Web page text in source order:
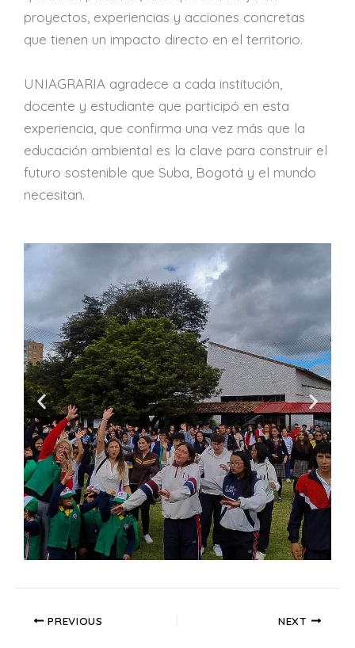
proyectos, experiencias y acciones concretas
que tienen un impacto directo en el territorio.
UNIAGRARIA agradece a cada institución,
docente y estudiante que participó en esta
experiencia, que confirma una vez más que la
educación ambiental es la clave para construir el
futuro sostenible que Suba, Bogotá y el mundo
necesitan.
PREVIOUS NEXT